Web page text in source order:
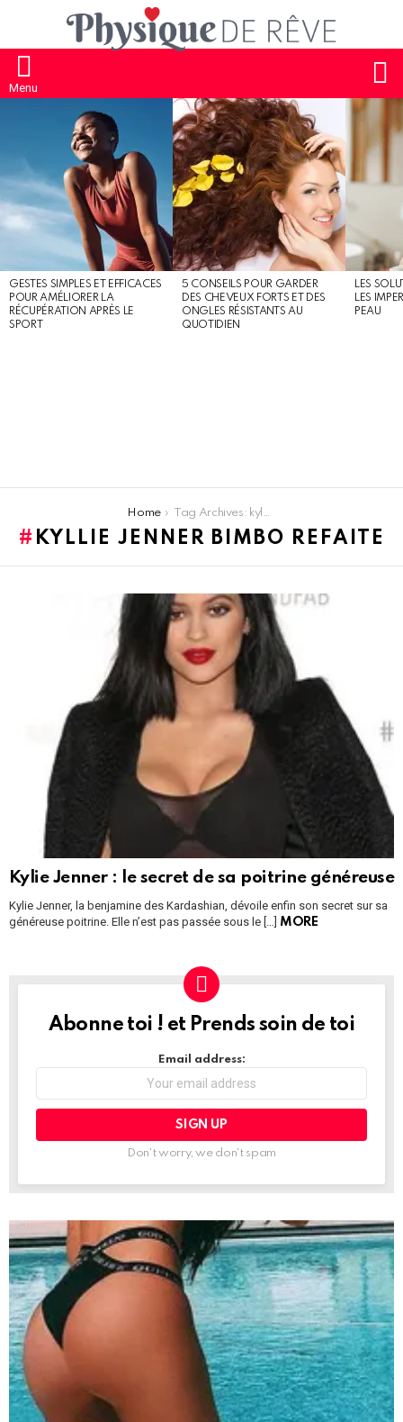
Menu
GESTES SIMPLES ET EFFICACES
POUR AMÉLIORER LA
RÉCUPÉRATION APRÈS LE
SPORT
5 CONSEILS POUR GARDER
DES CHEVEUX FORTS ET DES
ONGLES RÉSISTANTS AU
QUOTIDIEN
LES
LES
PEAU
Home Tag Archives: kyllie jenner bimbo refaite
KYLLIE JENNER BIMBO REFAITE
Kylie Jenner : le secret de sa poitrine généreuse
Kylie Jenner, la benjamine des Kardashian, dévoile enfin son secret sur sa
généreuse poitrine. Elle n’est pas passée sous le […] MORE
NEWSLETTER
Abonne toi ! et Prends soin de toi
Email address:
Don't worry, we don't spam